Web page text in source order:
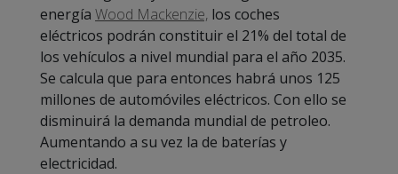
energía Wood Mackenzie, los coches
eléctricos podrán constituir el 21% del total de
los vehículos a nivel mundial para el año 2035.
Se calcula que para entonces habrá unos 125
millones de automóviles eléctricos. Con ello se
disminuirá la demanda mundial de petroleo.
Aumentando a su vez la de baterías y
electricidad.